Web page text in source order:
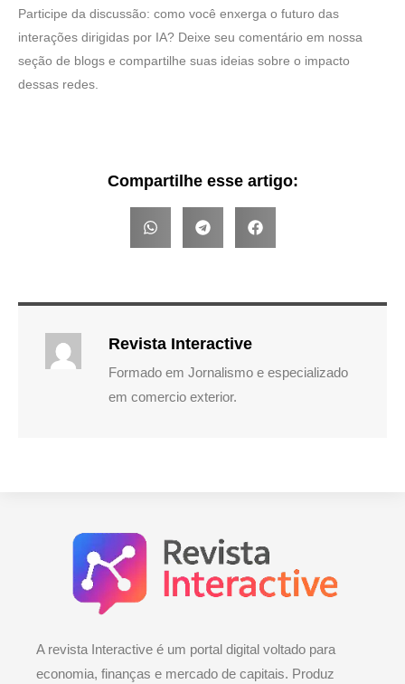
Participe da discussão: como você enxerga o futuro das
interações dirigidas por IA? Deixe seu comentário em nossa
seção de blogs e compartilhe suas ideias sobre o impacto
dessas redes.
Compartilhe esse artigo:
Revista Interactive
Formado em Jornalismo e especializado
em comercio exterior.
A revista Interactive é um portal digital voltado para
economia, finanças e mercado de capitais. Produz